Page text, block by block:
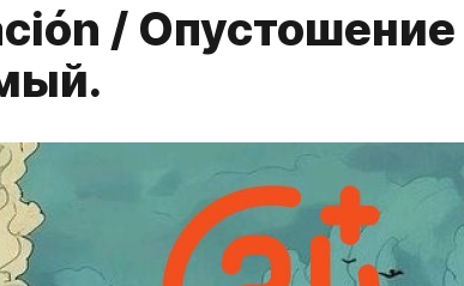
/ Опустошение